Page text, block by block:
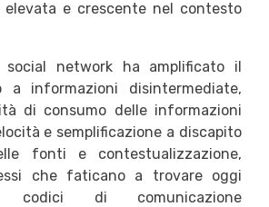
elevata e crescente nel contesto
social network ha amplificato il
a informazioni disintermediate,
di consumo delle informazioni
e semplificazione a discapito
fonti e contestualizzazione,
che faticano a trovare oggi
di comunicazione